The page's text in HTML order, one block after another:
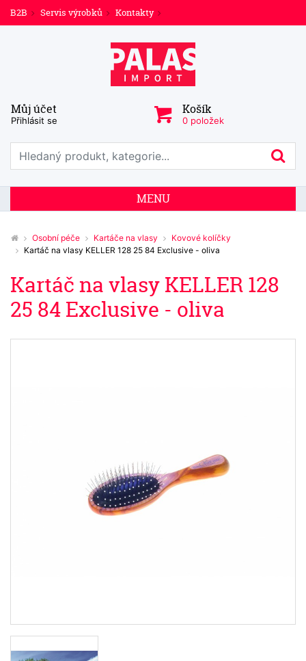
B2B Servis výrobků Kontakty
Můj účet
Přihlásit se
Košík
0 položek
Prohledat web
MENU
Osobní péče Kartáče na vlasy
Kovové kolíčky
Kartáč na vlasy KELLER 128 25 84 Exclusive - oliva
Kartáč na vlasy KELLER 128
25 84 Exclusive - oliva